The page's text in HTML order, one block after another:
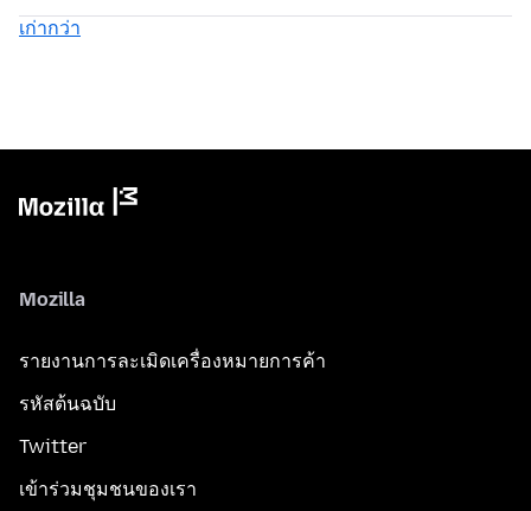
เก่ากว่า
Mozilla
รายงานการละเมิดเครื่องหมายการค้า
รหัสต้นฉบับ
Twitter
เข้าร่วมชุมชนของเรา